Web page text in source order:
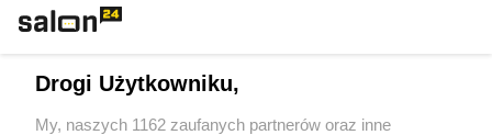
Sport
Drogi Użytkowniku,
My, naszych 1162 zaufanych partnerów oraz inne